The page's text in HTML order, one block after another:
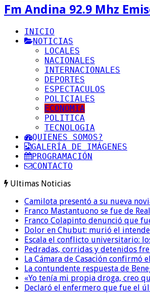
Fm Andina 92.9 Mhz
INICIO
NOTICIAS
LOCALES
NACIONALES
INTERNACIONALES
DEPORTES
ESPECTACULOS
POLICIALES
ECONOMIA
POLITICA
TECNOLOGIA
QUIENES SOMOS?
GALERÍA DE IMÁGENES
PROGRAMACIÓN
CONTACTO
Ultimas Noticias
Camilota presentó a su nueva
Franco Mastantuono se fue de
Franco Colapinto denunció que
Dolor en Chubut: murió el
Escala el conflicto universitario:
Pedradas, corridas y detenidos
La Cámara de Casación
La contundente respuesta de
«Yo tenía mi propia droga, creo
Declaró el enfermero que fue el